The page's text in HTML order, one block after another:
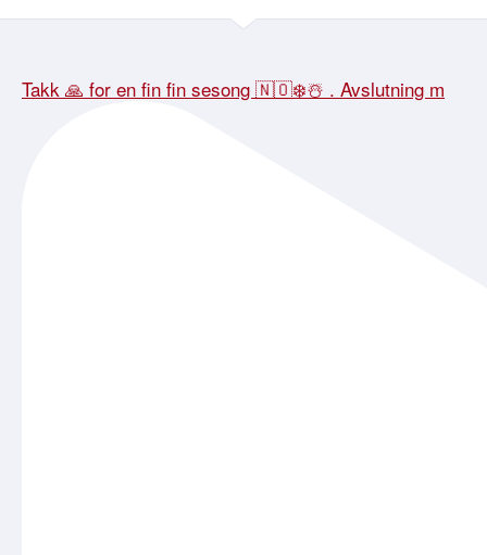
Takk 🙏 for en fin fin sesong 🇳🇴❄️☃️ . Avslutning m